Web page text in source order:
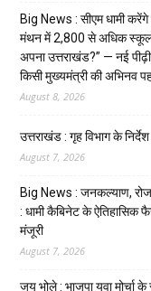
Big News : सीएम धामी करेंगे
मंथन में 2,800 से अधिक स्कूलों
अपना उत्तराखंड?” — नई
किसी मुख्यमंत्री की अभिनव
August 8, 2026
उत्तराखंड : गृह विभाग के
August 7, 2026
Big News : जनकल्याण,
: धामी कैबिनेट के ऐतिहासिक
मंजूरी
August 7, 2026
जय भोले : भाजपा युवा मोर्चा